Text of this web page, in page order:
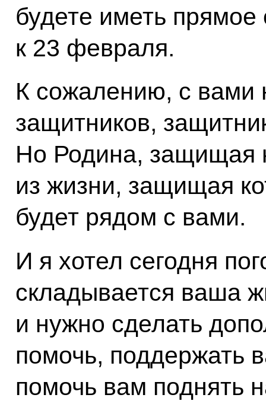
будете иметь
к 23 февраля.
К сожалению, с вами
защитников,
Но Родина, защищая
из жизни, защищая
будет рядом с вами.
И я хотел сегодня
складывается ваша
и нужно сделать
помочь, поддержать
помочь вам поднять